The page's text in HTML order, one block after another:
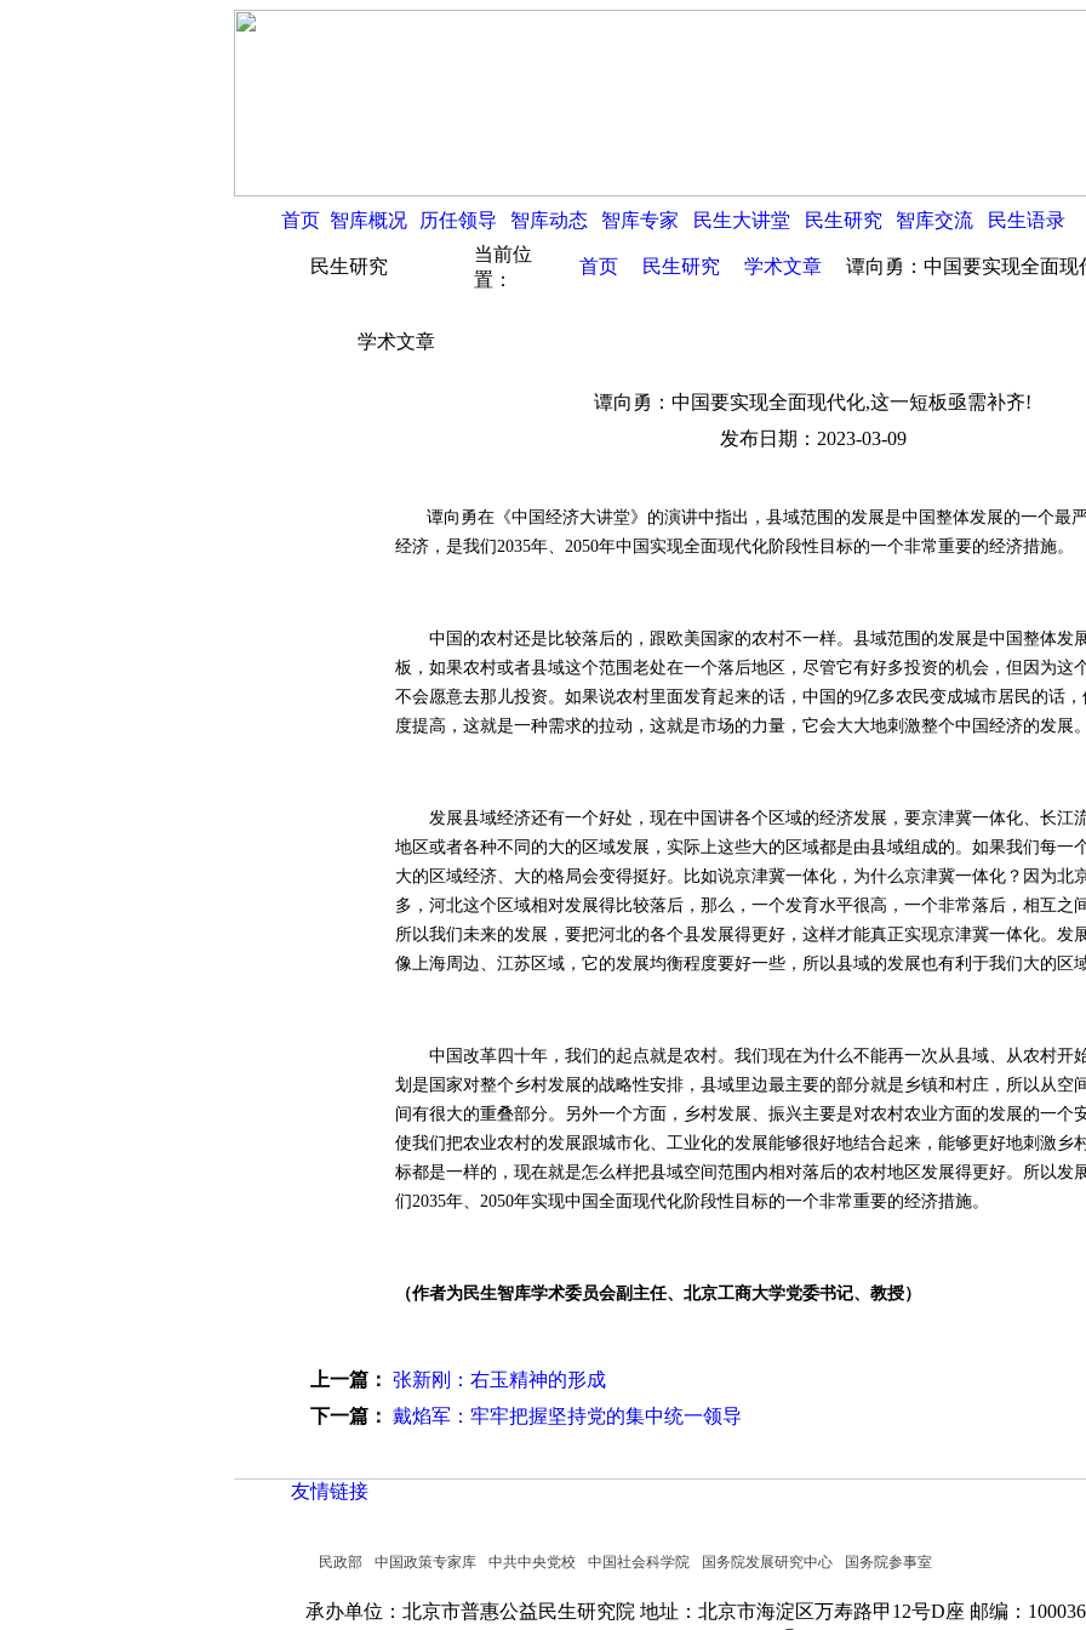
首页 智库概况 历任领导 智库动态 智库专家 民生大讲堂 民生研究 智库交流 民生语录
民生研究
当前位
置：
首页 民生研究 学术文章 谭向勇：中国要实现全面
学术文章
谭向勇：中国要实现全面现代化,这一短板亟需补齐!
发布日期：2023-03-09
谭向勇在《中国经济大讲堂》的演讲中指出，县域范围的发展是中国整体发展的一个最
经济，是我们2035年、2050年中国实现全面现代化阶段性目标的一个非常重要的经济措施。
中国的农村还是比较落后的，跟欧美国家的农村不一样。县域范围的发展是中国整体发
板，如果农村或者县域这个范围老处在一个落后地区，尽管它有好多投资的机会，但因为这
不会愿意去那儿投资。如果说农村里面发育起来的话，中国的9亿多农民变成城市居民的话
度提高，这就是一种需求的拉动，这就是市场的力量，它会大大地刺激整个中国经济的发展
发展县域经济还有一个好处，现在中国讲各个区域的经济发展，要京津冀一体化、长江
地区或者各种不同的大的区域发展，实际上这些大的区域都是由县域组成的。如果我们每一
大的区域经济、大的格局会变得挺好。比如说京津冀一体化，为什么京津冀一体化？因为北
多，河北这个区域相对发展得比较落后，那么，一个发育水平很高，一个非常落后，相互之
所以我们未来的发展，要把河北的各个县发展得更好，这样才能真正实现京津冀一体化。发
像上海周边、江苏区域，它的发展均衡程度要好一些，所以县域的发展也有利于我们大的区
中国改革四十年，我们的起点就是农村。我们现在为什么不能再一次从县域、从农村开
划是国家对整个乡村发展的战略性安排，县域里边最主要的部分就是乡镇和村庄，所以从空
间有很大的重叠部分。另外一个方面，乡村发展、振兴主要是对农村农业方面的发展的一个
使我们把农业农村的发展跟城市化、工业化的发展能够很好地结合起来，能够更好地刺激乡
标都是一样的，现在就是怎么样把县域空间范围内相对落后的农村地区发展得更好。所以发
们2035年、2050年实现中国全面现代化阶段性目标的一个非常重要的经济措施。
（作者为民生智库学术委员会副主任、北京工商大学党委书记、教授）
上一篇： 张新刚：右玉精神的形成
下一篇： 戴焰军：牢牢把握坚持党的集中统一领导
友情链接
民政部 中国政策专家库 中共中央党校 中国社会科学院 国务院发展研究中心 国务院参事室
承办单位：北京市普惠公益民生研究院 地址：北京市海淀区万寿路甲12号D座 邮编：100036